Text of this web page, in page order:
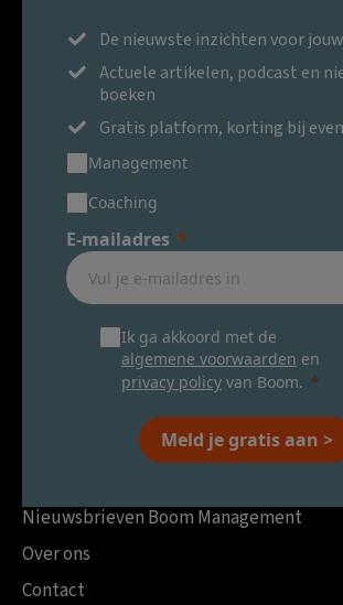
De nieuwste inzichten voor
Actuele artikelen, podcast en
boeken
Gratis platform, korting bij
Management
Coaching
E-mailadres
Ik ga akkoord met de
algemene voorwaarden en
privacy policy van Boom.
Meld je gratis aan >
Nieuwsbrieven Boom Management
Over ons
Contact